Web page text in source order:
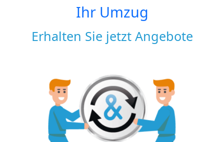
Ihr Umzug
Erhalten Sie jetzt Angebote